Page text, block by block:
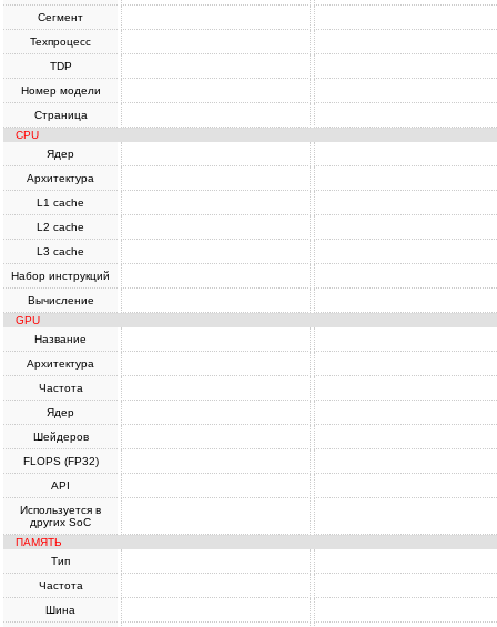
Сегмент
Техпроцесс
TDP
Номер модели
Страница
CPU
Ядер
Архитектура
L1 cache
L2 cache
L3 cache
Набор инструкций
Вычисление
GPU
Название
Архитектура
Частота
Ядер
Шейдеров
FLOPS (FP32)
API
Используется в
других SoC
ПАМЯТЬ
Тип
Частота
Шина